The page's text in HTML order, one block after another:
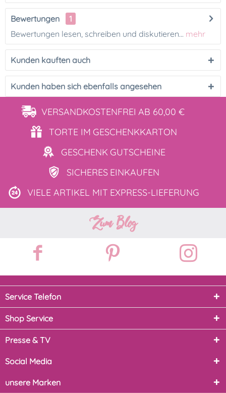
Bewertungen
1
Bewertungen lesen, schreiben und diskutieren... mehr
Kunden kauften auch
Kunden haben sich ebenfalls angesehen
VERSANDKOSTENFREI AB 60,00 €
TORTE IM GESCHENKKARTON
GESCHENK GUTSCHEINE
SICHERES EINKAUFEN
VIELE ARTIKEL MIT EXPRESS-LIEFERUNG
Zum Blog
Service Telefon
Shop Service
Presse & TV
Social Media
unsere Marken